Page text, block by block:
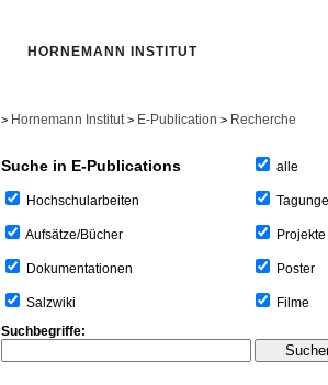
HORNEMANN INSTITUT
> Hornemann Institut > E-Publication > Recherche
Suche in E-Publications
Hochschularbeiten
Aufsätze/Bücher
Dokumentationen
Salzwiki
alle
Projekte
Poster
Filme
Suchbegriffe: